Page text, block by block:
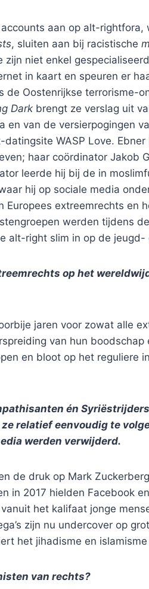
aan op alt-
, sluiten aan bij racistische
niet enkel
in kaart en speuren er
de Oostenrijkse terrorisme-
Dark brengt ze verslag uit
en van de versierpogingen
WASP Love.
haar coördinator Jakob
leerde hij bij de in
hij op sociale media
Europees extreemrechts en
werden tijdens
alt-right slim in op de jeugd-
op het
jaren voor zowat alle
van hun boodschap
en bloot op het reguliere
én
relatief eenvoudig te
werden verwijderd.
de druk op Mark
in 2017 hielden Facebook
het kalifaat jonge
zijn nu undercover op
het jihadisme en islamisme
van rechts?